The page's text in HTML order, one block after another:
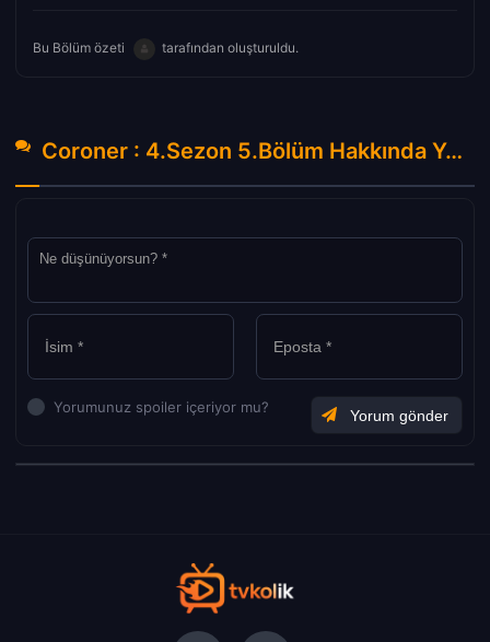
Bu Bölüm özeti tarafından oluşturuldu.
Coroner : 4.Sezon 5.Bölüm Hakkında Yorumlar
Yorumunuz spoiler içeriyor mu?